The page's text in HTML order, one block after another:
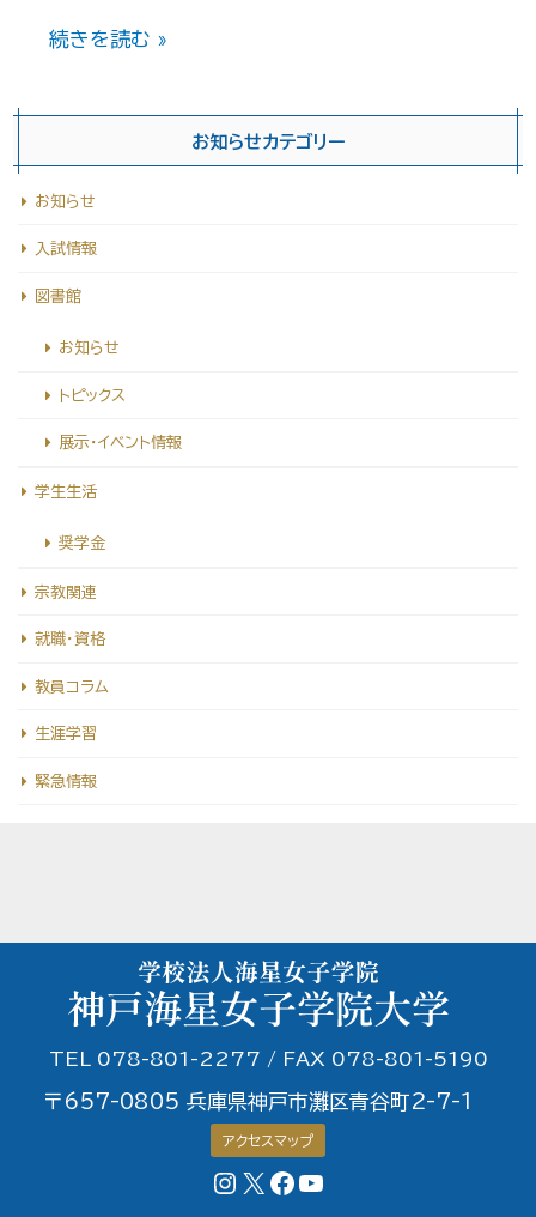
イ
2019
度
マ
ス
コ
キ
ャ
タ
ー
定
し
続きを読む »
お知らせカテゴリー
お知らせ
入試情報
図書館
お知らせ
トピックス
展示・イベント情報
学生生活
奨学金
宗教関連
就職・資格
教員コラム
生涯学習
緊急情報
TEL 078-801-2277 / FAX 078-801-5190
〒657-0805 兵庫県神戸市灘区青谷町2-7-1
アクセスマップ
Instagram
X FacebookページYouTubeチャンネル